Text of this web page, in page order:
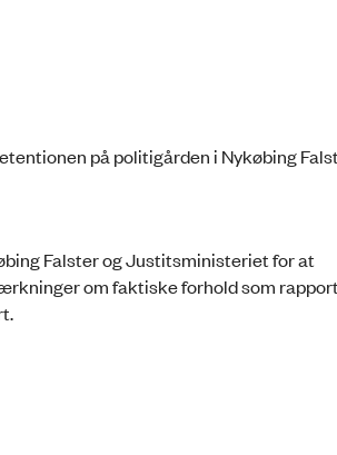
på politigården i Nykøbing
Falster og Justitsministeriet for at
om faktiske forhold som